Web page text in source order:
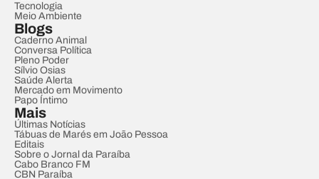
Tecnologia
Meio Ambiente
Blogs
Caderno Animal
Conversa Política
Pleno Poder
Sílvio Osias
Saúde Alerta
Mercado em Movimento
Papo Íntimo
Mais
Últimas Notícias
Tábuas de Marés em João Pessoa
Editais
Sobre o Jornal da Paraíba
Cabo Branco FM
CBN Paraíba